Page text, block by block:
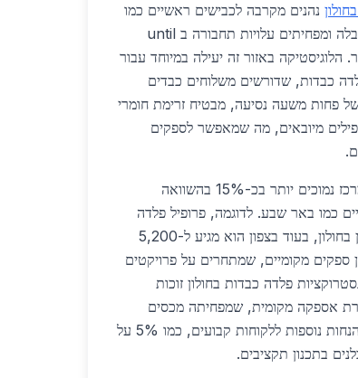
נהנים מקרבה לכבישים ראשיים כמו
כביש 4 וכביש 44, שמקצרים זמני הובלה ומפחיתים עלויות תחבורה ב until
הלוגיסטיקה באזור זה יעילה במיוחד עבור
כבדות, שדורשים משלוחים כבדים
פחות משעה נסיעה, מבטיח זרימת חומרי
מיובאים, מה שמאפשר לספקים
בשנת 2026, מחירי הפלדה באזור המרכז נמוכים יותר בכ-15% בהשוואה
כמו באר שבע. לדוגמה, פרופיל פלדה
HEA 300 עולה כ-4,500 ש"ח לטון בחולון, בעוד בצפון הוא מגיע ל-5,200
ספקים מקומיים, שמתחרים על פרויקטים
פלדה כבדות בחולון זוכות
אספקה מקומית, שמפחיתה מכסים
ומסים על יבוא. ספקים יכולים להציע הנחות נוספות ללקוחות קבועים, כמו 5% על